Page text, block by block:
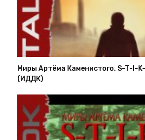
Миры Артёма Каменистого. S-T-I-
(ИДДК)